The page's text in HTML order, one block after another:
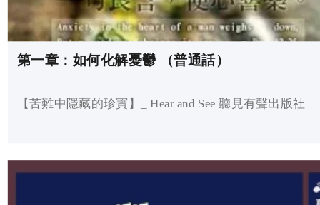
第一章：如何化解憂鬱 （普通話）
【苦難中隱藏的珍寶】_ Hear and See 聽見有聲出版社